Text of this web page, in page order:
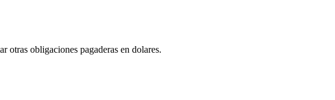
otras obligaciones pagaderas en dolares.